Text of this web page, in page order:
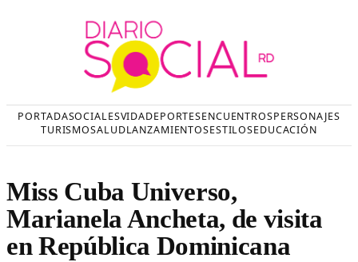
PORTADASOCIALESVIDADEPORTESENCUENTROSPERSONAJES
TURISMOSALUDLANZAMIENTOSESTILOSEDUCACIÓN
Miss Cuba Universo,
Marianela Ancheta, de visita
en República Dominicana